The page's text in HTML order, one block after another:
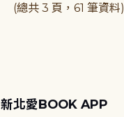
(總共 3 頁，61 筆資料)
新北愛BOOK APP